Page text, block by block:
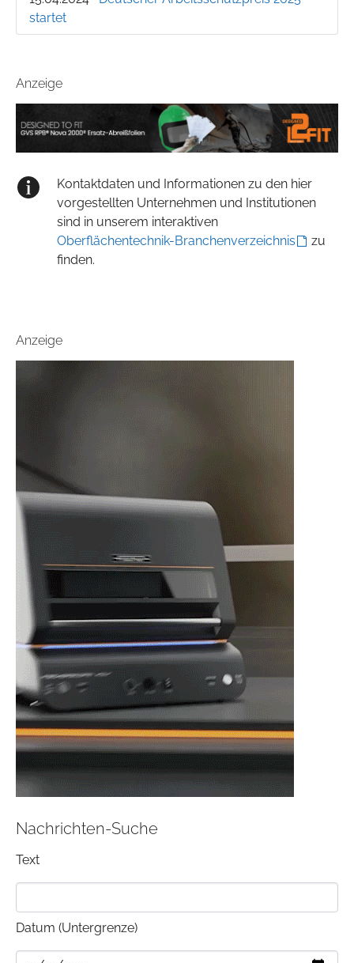
startet
Anzeige
Kontaktdaten und Informationen zu den hier
vorgestellten Unternehmen und Institutionen
sind in unserem interaktiven
Oberflächentechnik-Branchenverzeichnis
zu
finden.
Anzeige
Nachrichten-Suche
Text
Datum (Untergrenze)